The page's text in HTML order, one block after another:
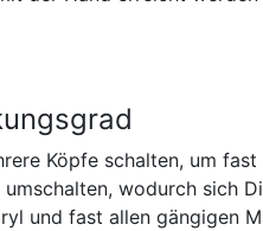
Köpfe schalten, um
wodurch sich
und fast allen gängigen